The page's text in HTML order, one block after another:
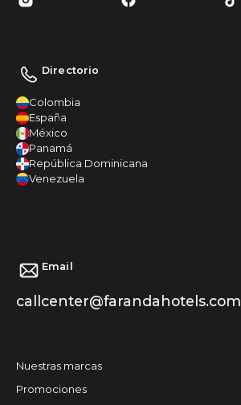
Directorio
Colombia
España
México
Panamá
República Dominicana
Venezuela
Email
callcenter@farandahotels.com
Nuestras marcas
Promociones